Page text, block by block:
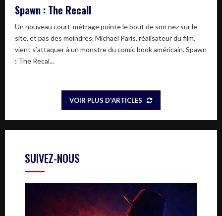
Spawn : The Recall
Un nouveau court-métrage pointe le bout de son nez sur le
site, et pas des moindres. Michael Paris, réalisateur du film,
vient s’attaquer à un monstre du comic book américain. Spawn
: The Recal...
VOIR PLUS D'ARTICLES
SUIVEZ-NOUS